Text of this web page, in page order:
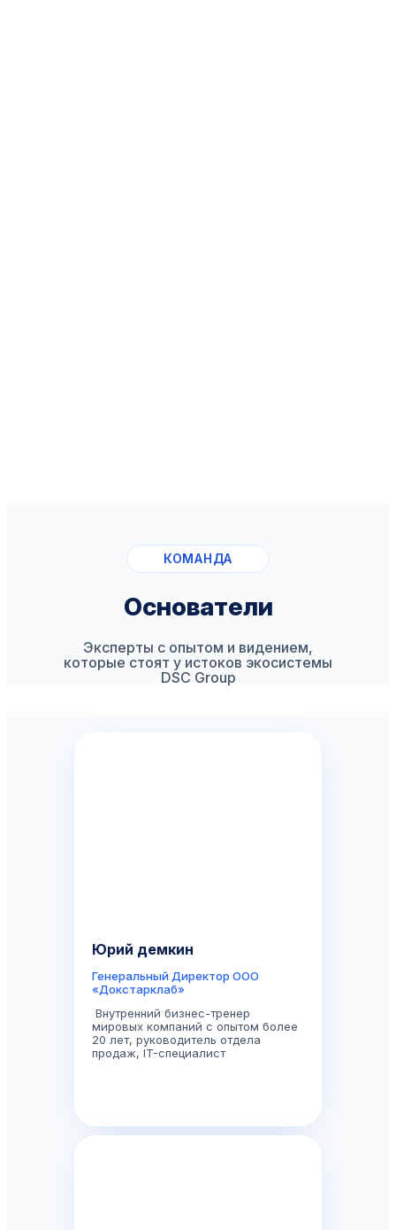
КОМАНДА
Основатели
Эксперты с опытом и видением,
которые стоят у истоков экосистемы
DSC Group
Юрий демкин
Генеральный Директор ООО
«Докстарклаб»
Внутренний бизнес-тренер
мировых компаний с опытом более
20 лет, руководитель отдела
продаж, IT-специалист